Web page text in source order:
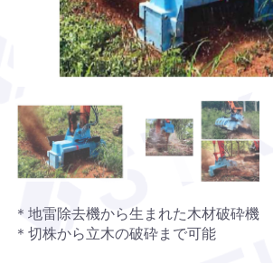
＊地雷除去機から生まれた木材破砕機
＊切株から立木の破砕まで可能